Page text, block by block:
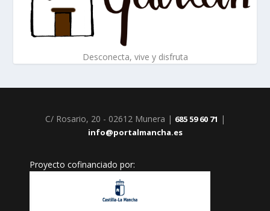
Desconecta, vive y disfruta
C/ Rosario, 20 - 02612 Munera | 685 59 60 71 |
info@portalmancha.es
Proyecto cofinanciado por: